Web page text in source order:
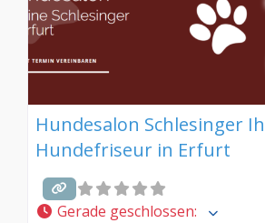
Hundesalon Schlesinger
Hundefriseur in Erfurt
Gerade geschlossen: